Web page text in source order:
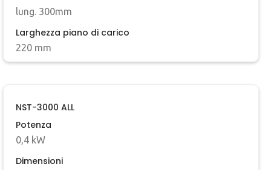
lung. 300mm
Larghezza piano di carico
220 mm
NST-3000 ALL
Potenza
0,4 kW
Dimensioni